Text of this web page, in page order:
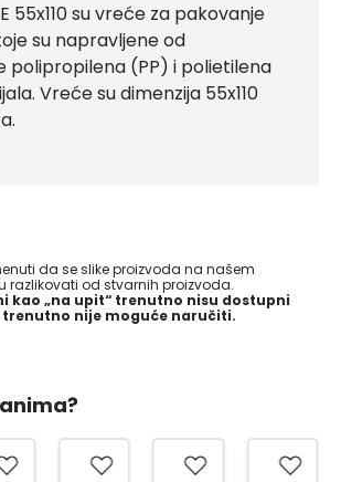
55x110 su vreće za pakovanje
su napravljene od
polipropilena (PP) i polietilena
Vreće su dimenzija 55x110
da se slike proizvoda na našem
razlikovati od stvarnih proizvoda.
kao „na upit“ trenutno nisu dostupni
trenutno nije moguće naručiti.